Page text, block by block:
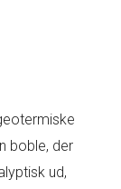
boble, der
ud,